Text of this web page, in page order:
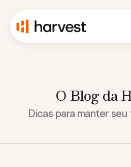
O Blog da
Dicas para manter seu